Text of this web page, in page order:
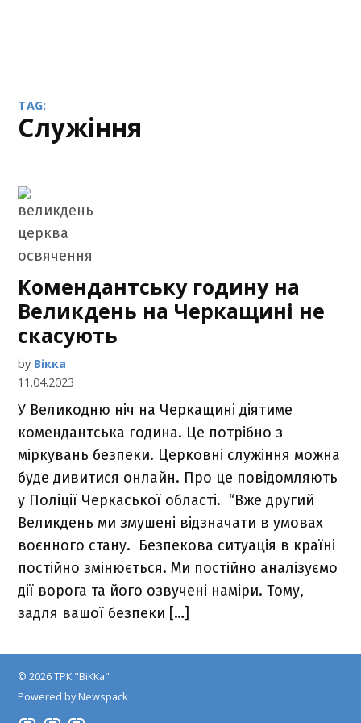
TAG:
служіння
Комендантську годину на
Великдень на Черкащині не
скасують
by Вікка
11.04.2023
У Великодню ніч на Черкащині діятиме
комендантська година. Це потрібно з
міркувань безпеки. Церковні служіння можна
буде дивитися онлайн. Про це повідомляють
у Поліції Черкаської області. “Вже другий
Великдень ми змушені відзначати в умовах
воєнного стану. Безпекова ситуація в країні
постійно змінюється. Ми постійно аналізуємо
дії ворога та його озвучені наміри. Тому,
задля вашої безпеки […]
© 2026 ТРК "ВіККа"
Powered by Newspack
Insta
YouTube
FB